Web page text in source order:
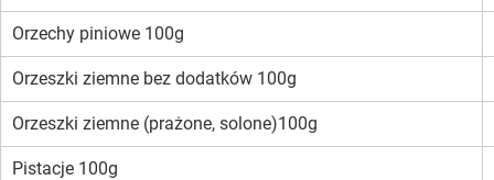
Orzechy piniowe 100g
Orzeszki ziemne bez dodatków 100g
Orzeszki ziemne (prażone, solone)100g
Pistacje 100g